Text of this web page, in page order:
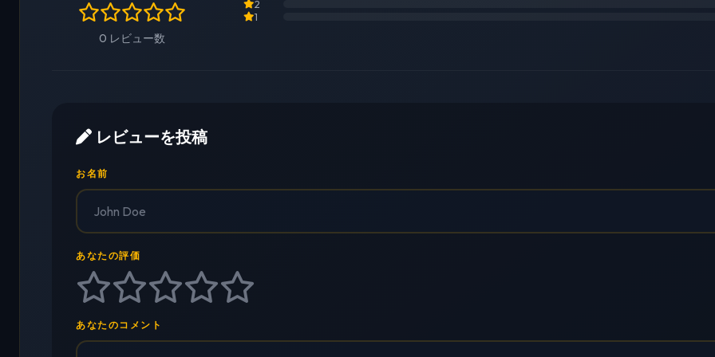
0 レビュー数
2
1
レビューを投稿
お名前
あなたの評価
あなたのコメント